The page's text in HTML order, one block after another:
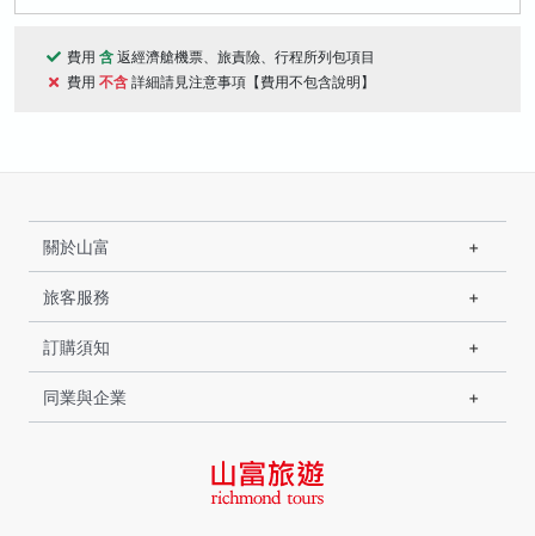
費用 含 返經濟艙機票、旅責險、行程所列包項目
費用 不含 詳細請見注意事項【費用不包含說明】
關於山富
旅客服務
訂購須知
同業與企業